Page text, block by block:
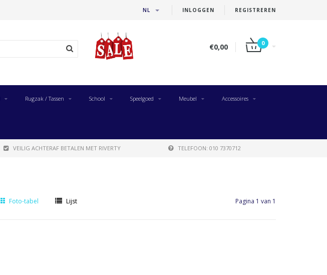
INLOGGEN REGISTREREN
NL
€0,00 0
Rugzak / Tassen School Speelgoed Meubel Accessoires
VEILIG ACHTERAF BETALEN MET RIVERTY TELEFOON: 010 7370712
Foto-tabel Lijst Pagina 1 van 1